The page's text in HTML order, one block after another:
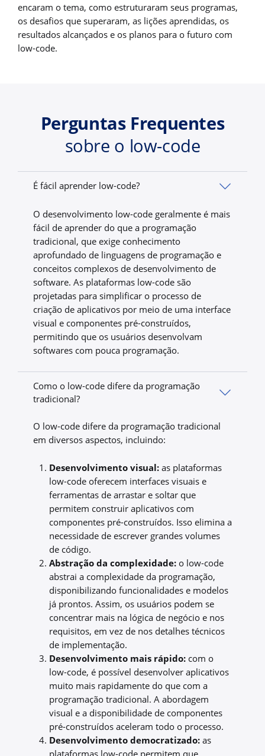
encaram o tema, como estruturaram seus programas,
os desafios que superaram, as lições aprendidas, os
resultados alcançados e os planos para o futuro com
low-code.
Perguntas Frequentes
sobre o low-code
É fácil aprender low-code?
O desenvolvimento low-code geralmente é mais
fácil de aprender do que a programação
tradicional, que exige conhecimento
aprofundado de linguagens de programação e
conceitos complexos de desenvolvimento de
software. As plataformas low-code são
projetadas para simplificar o processo de
criação de aplicativos por meio de uma interface
visual e componentes pré-construídos,
permitindo que os usuários desenvolvam
softwares com pouca programação.
Como o low-code difere da programação
tradicional?
O low-code difere da programação tradicional
em diversos aspectos, incluindo:
Desenvolvimento visual:as plataformas
low-code oferecem interfaces visuais e
ferramentas de arrastar e soltar que
permitem construir aplicativos com
componentes pré-construídos. Isso elimina a
necessidade de escrever grandes volumes
de código.
Abstração da complexidade:o low-code
abstrai a complexidade da programação,
disponibilizando funcionalidades e modelos
já prontos. Assim, os usuários podem se
concentrar mais na lógica de negócio e nos
requisitos, em vez de nos detalhes técnicos
de implementação.
Desenvolvimento mais rápido:com o
low-code, é possível desenvolver aplicativos
muito mais rapidamente do que com a
programação tradicional. A abordagem
visual e a disponibilidade de componentes
pré-construídos aceleram todo o processo.
Desenvolvimento democratizado:as
plataformas low-code permitem que